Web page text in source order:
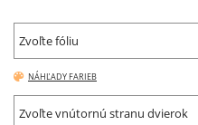
Zvoľte fóliu
NÁHĽADY FARIEB
Zvoľte vnútornú stranu dvierok